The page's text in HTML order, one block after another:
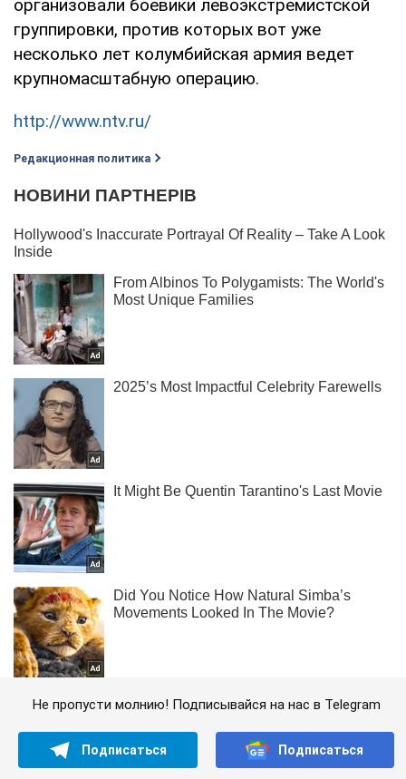
организовали боевики левоэкстремистской
группировки, против которых вот уже
несколько лет колумбийская армия ведет
крупномасштабную операцию.
http://www.ntv.ru/
Редакционная политика
Не пропусти молнию! Подписывайся на нас в Telegram
Подписаться Подписаться